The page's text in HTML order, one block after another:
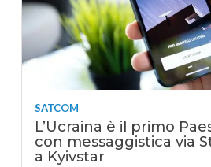
SATCOM
L’Ucraina è il primo
con messaggistica via
a Kyivstar